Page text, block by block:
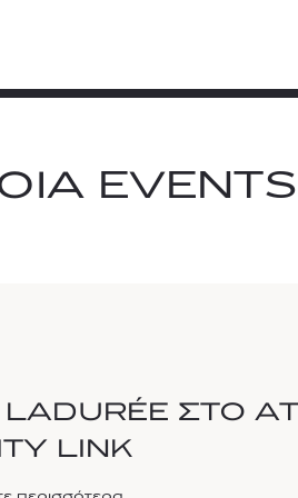
EVENTS
ΣΤΟ
LINK